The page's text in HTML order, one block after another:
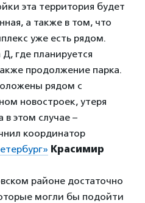
эта территория будет
а также в том, что
уже есть рядом.
где планируется
продолжение парка.
рядом с
новостроек, утеря
в этом случае –
координатор
Красимир
районе достаточно
могли бы подойти